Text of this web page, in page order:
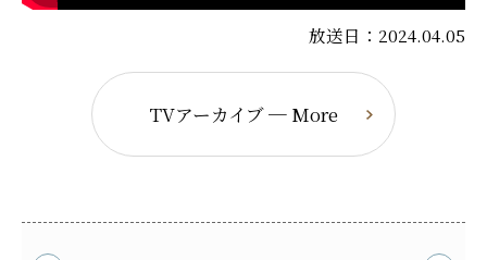
放送日：2024.04.05
TVアーカイブ ─ More